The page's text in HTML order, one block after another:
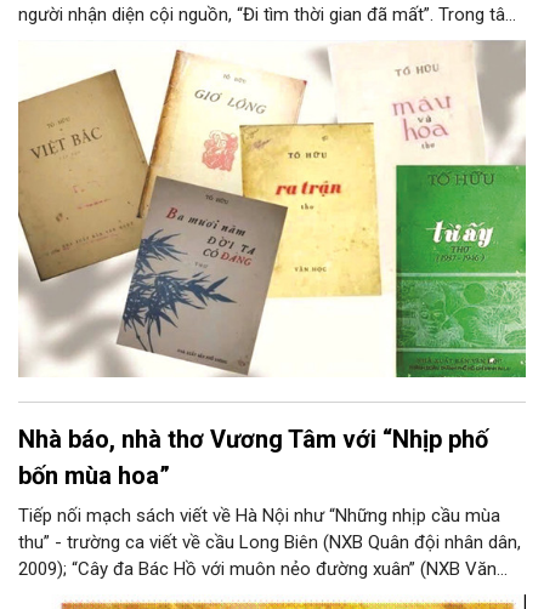
người nhận diện cội nguồn, “Đi tìm thời gian đã mất”. Trong tâm
thức mỗi người Việt Nam, ký ức về những năm tháng đấu tranh
giành độc lập, bảo vệ chủ quyền và toàn vẹn lãnh thổ là ký ức
không thể phai nhòa. Đó không chỉ là ký ức của những cá nhân
mà là ký ức chung của cả cộng đồng, dân tộc.
Nhà báo, nhà thơ Vương Tâm với “Nhịp phố
bốn mùa hoa”
Tiếp nối mạch sách viết về Hà Nội như “Những nhịp cầu mùa
thu” - trường ca viết về cầu Long Biên (NXB Quân đội nhân dân,
2009); “Cây đa Bác Hồ với muôn nẻo đường xuân” (NXB Văn
học, 2017); “Vui nhất có chợ Đồng Xuân” (NXB Văn học, 2022);